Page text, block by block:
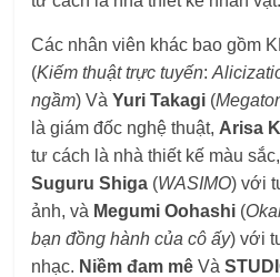
Các nhân viên khác bao gồm
(Kiếm thuật trực tuyến:
ngầm) VàYuri Takagi (
là giám đốc nghệ thuật, Arisa
tư cách là nhà thiết kế màu
Suguru Shiga (WASIMO) với
ảnh, và Megumi Oohashi (
bạn đồng hành của cô ấy) với
nhạc. Niềm đam mê Và